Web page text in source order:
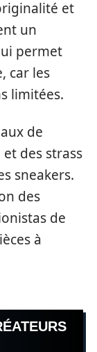
et
un
permet
car les
limitées.
de
des strass
sneakers.
des
de
à